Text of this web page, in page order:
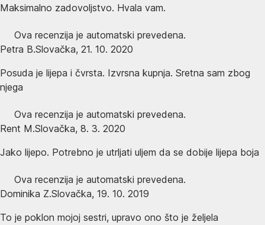
Maksimalno zadovoljstvo. Hvala vam.
Ova recenzija je automatski prevedena.
Petra B.Slovačka, 21. 10. 2020
Posuda je lijepa i čvrsta. Izvrsna kupnja. Sretna sam zbog
njega
Ova recenzija je automatski prevedena.
Rent M.Slovačka, 8. 3. 2020
Jako lijepo. Potrebno je utrljati uljem da se dobije lijepa boja
Ova recenzija je automatski prevedena.
Dominika Z.Slovačka, 19. 10. 2019
To je poklon mojoj sestri, upravo ono što je željela